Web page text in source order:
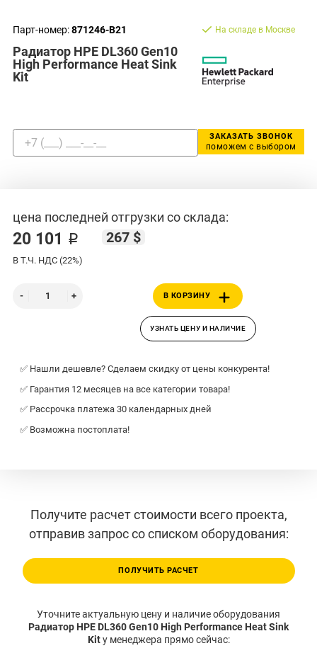
Парт-номер:871246-B21
Радиатор HPE DL360 Gen10
High Performance Heat Sink
Kit
На складе в Москве
ЗАКАЗАТЬ ЗВОНОК
поможем с выбором
цена последней отгрузки со склада:
20 101 ₽ 267 $
В Т.Ч. НДС (22%)
В КОРЗИНУ
УЗНАТЬ ЦЕНУ И НАЛИЧИЕ
✅ Нашли дешевле? Сделаем скидку от цены конкурента!
✅ Гарантия 12 месяцев на все категории товара!
✅ Рассрочка платежа 30 календарных дней
✅ Возможна постоплата!
Получите расчет стоимости всего проекта,
отправив запрос со списком оборудования:
ПОЛУЧИТЬ РАСЧЕТ
Уточните актуальную цену и наличие оборудования
Радиатор HPE DL360 Gen10 High Performance Heat Sink
Kitу менеджера прямо сейчас: